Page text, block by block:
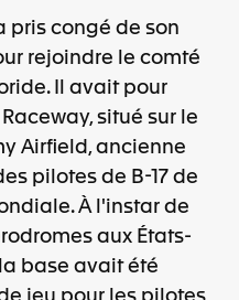
pris congé de son
rejoindre le comté
Il avait pour
situé sur le
Airfield, ancienne
pilotes de B-17 de
À l'instar de
aux États-
base avait été